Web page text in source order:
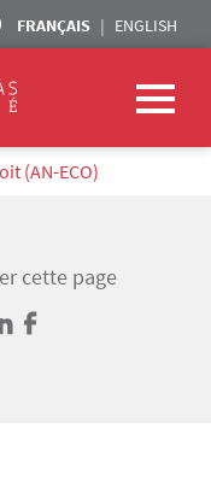
FRANÇAIS ENGLISH
(AN-ECO)
cette page